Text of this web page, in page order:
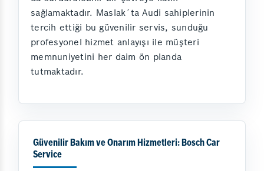
sağlamaktadır. Maslak´ta Audi sahiplerinin
tercih ettiği bu güvenilir servis, sunduğu
profesyonel hizmet anlayışı ile müşteri
memnuniyetini her daim ön planda
tutmaktadır.
Güvenilir Bakım ve Onarım Hizmetleri: Bosch Car
Service